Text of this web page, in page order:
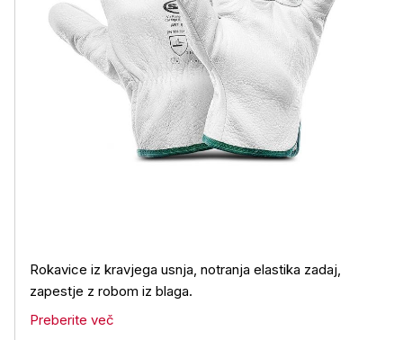
Rokavice iz kravjega usnja, notranja elastika zadaj,
zapestje z robom iz blaga.
Preberite več